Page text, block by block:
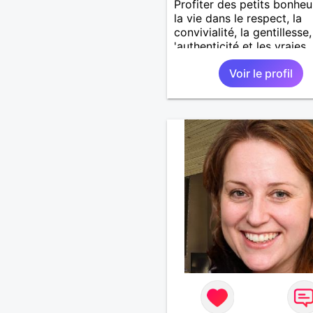
Profiter des petits
la vie dans le respect, la
convivialité, la
'authenticité et les vraies
Voir le profil